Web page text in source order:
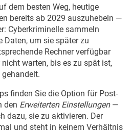
dem besten Weg, heutige
bereits ab 2029 auszuhebeln —
Cyberkriminelle sammeln
Daten, um sie später zu
Rechner verfügbar
warten, bis es zu spät ist,
finden Sie die Option für Post-
den Erweiterten Einstellungen—
dazu, sie zu aktivieren. Der
und steht in keinem Verhältnis